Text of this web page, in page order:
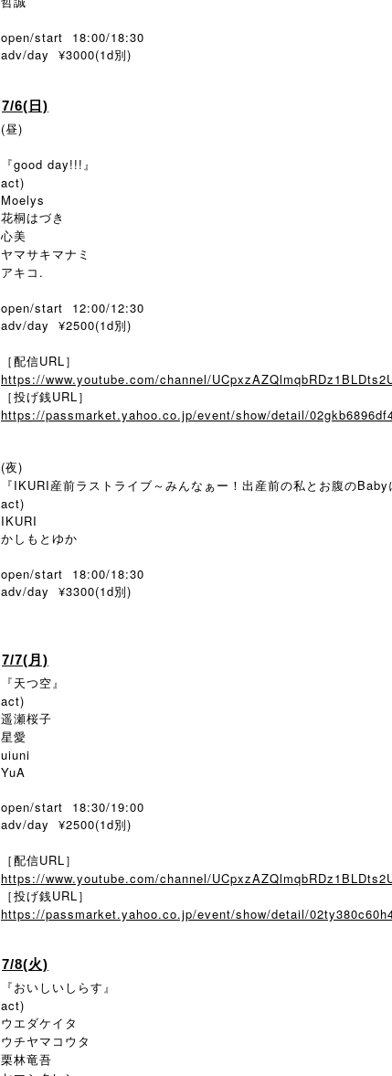
open/start 18:00/18:30
adv/day ¥3000(1d別 )
7/6(日)
(昼)
『good day!!!』
act)
Moelys
花桐はづき
心美
ヤマサキマナミ
アキコ.
open/start 12:00/12:30
adv/day ¥2500(1d別)
［配信URL］
https://www.youtube.com/channel/
［投げ銭URL］
https://passmarket.yahoo.co.jp/event/show/detail/
(夜)
『IKURI産前ラストライブ～みんなぁー！出産前の私とお腹のBaby
act)
IKURI
かしもとゆか
open/start 18:00/18:30
adv/day ¥3300(1d別)
7/7(月)
『天つ空』
act)
遥瀬桜子
星愛
uiuni
YuA
open/start 18:30/19:00
adv/day ¥2500(1d別)
［配信URL］
https://www.youtube.com/channel/
［投げ銭URL］
https://passmarket.yahoo.co.jp/event/show/detail/
7/8(火)
『おいしいしらす』
act)
ウエダケイタ
ウチヤマコウタ
栗林竜吾